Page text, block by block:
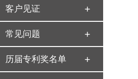
客户见证
常见问题
历届专利奖名单